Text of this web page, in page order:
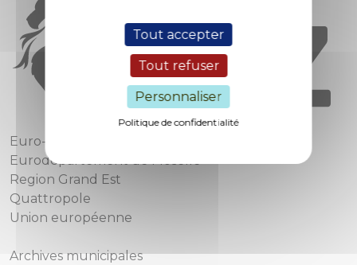
Tout accepter
Tout refuser
Personnaliser
Politique de confidentialité
Euro-Métropole de Metz
Eurodépartement de Moselle
Region Grand Est
Quattropole
Union européenne
Archives municipales